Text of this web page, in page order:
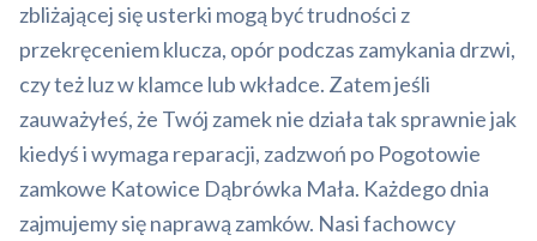
zbliżającej się usterki mogą być trudności z
przekręceniem klucza, opór podczas zamykania drzwi,
czy też luz w klamce lub wkładce. Zatem jeśli
zauważyłeś, że Twój zamek nie działa tak sprawnie jak
kiedyś i wymaga reparacji, zadzwoń po Pogotowie
zamkowe Katowice Dąbrówka Mała. Każdego dnia
zajmujemy się naprawą zamków. Nasi fachowcy